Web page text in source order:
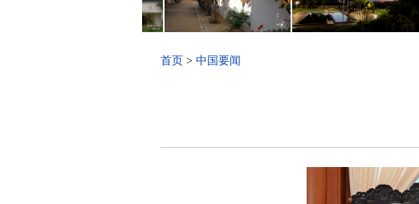
首页 > 中国要闻